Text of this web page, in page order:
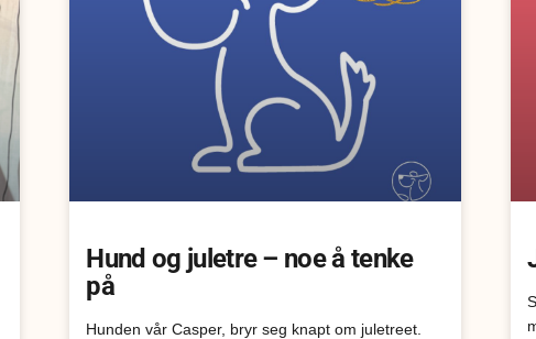
Hund og juletre – noe å tenke
på
Hunden vår Casper, bryr seg knapt om juletreet.